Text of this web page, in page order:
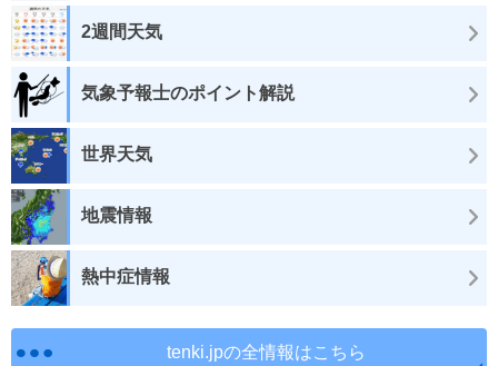
2週間天気
気象予報士のポイント解説
世界天気
地震情報
熱中症情報
tenki.jpの全情報はこちら